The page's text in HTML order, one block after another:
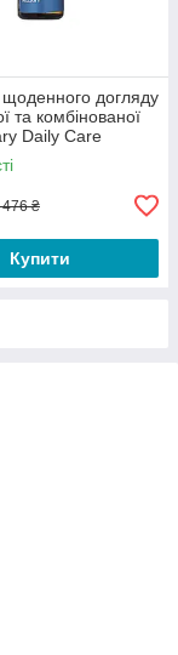
догляду
та комбінованої
Daily Care
Oily &
Skin
476 ₴
Купити